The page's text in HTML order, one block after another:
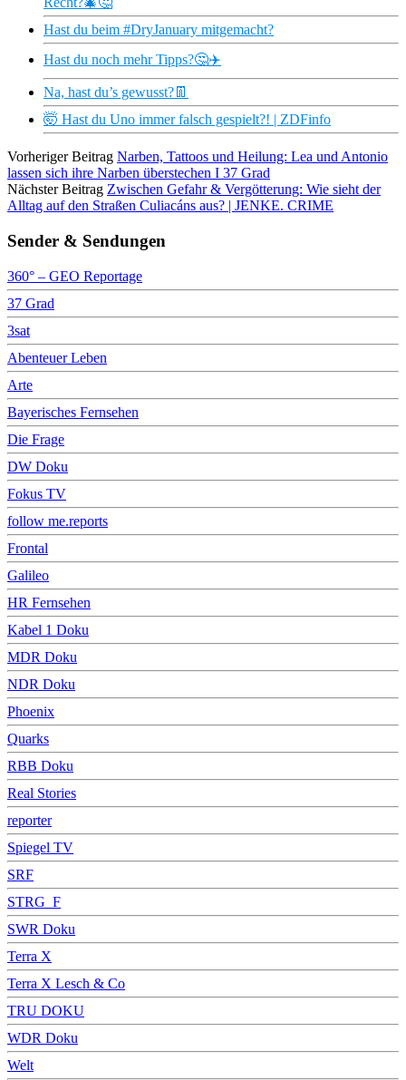
Hast du beim #DryJanuary mitgemacht?
Hast du noch mehr Tipps?🤔✈️
Na, hast du’s gewusst?👖
🤯 Hast du Uno immer falsch gespielt?! | ZDFinfo
Vorheriger Beitrag Narben, Tattoos und Heilung: Lea und Antonio
lassen sich ihre Narben überstechen I 37 Grad
Nächster Beitrag Zwischen Gefahr & Vergötterung: Wie sieht der
Alltag auf den Straßen Culiacáns aus? | JENKE. CRIME
Sender & Sendungen
360° – GEO Reportage
37 Grad
3sat
Abenteuer Leben
Arte
Bayerisches Fernsehen
Die Frage
DW Doku
Fokus TV
follow me.reports
Frontal
Galileo
HR Fernsehen
Kabel 1 Doku
MDR Doku
NDR Doku
Phoenix
Quarks
RBB Doku
Real Stories
reporter
Spiegel TV
SRF
STRG_F
SWR Doku
Terra X
Terra X Lesch & Co
TRU DOKU
WDR Doku
Welt